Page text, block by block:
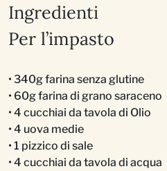
Ingredienti
Per l’impasto
• 340g farina senza glutine
• 60g farina di grano saraceno
• 4 cucchiai da tavola di Olio
• 4 uova medie
• 1 pizzico di sale
• 4 cucchiai da tavola di acqua